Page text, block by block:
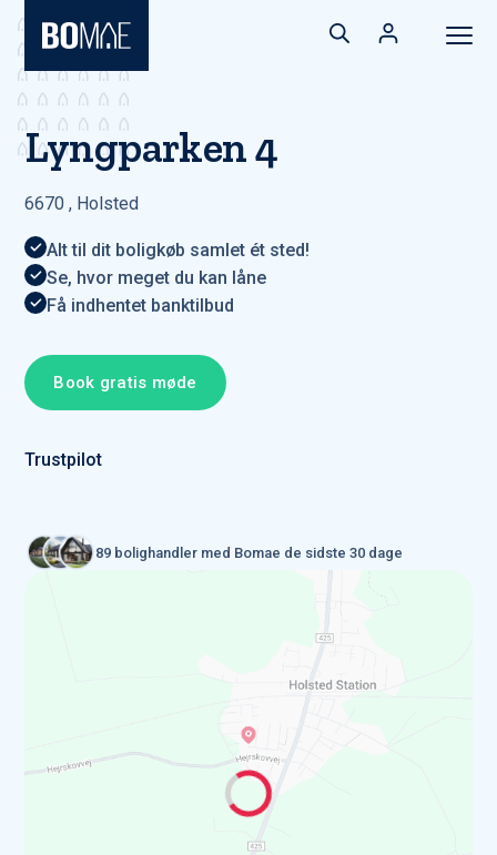
Lyngparken 4
6670 , Holsted
Alt til dit boligkøb samlet ét sted!
Se, hvor meget du kan låne
Få indhentet banktilbud
Book gratis møde
Trustpilot
89 bolighandler med Bomae de sidste 30 dage